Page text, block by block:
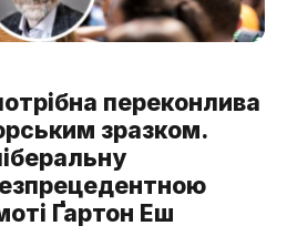
переконлива
зразком.
Ґартон Еш